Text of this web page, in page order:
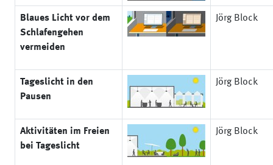
Blaues Licht vor dem
Schlafengehen
vermeiden
Jörg Block
Tageslicht in den
Pausen
Jörg Block
Aktivitäten im Freien
bei Tageslicht
Jörg Block